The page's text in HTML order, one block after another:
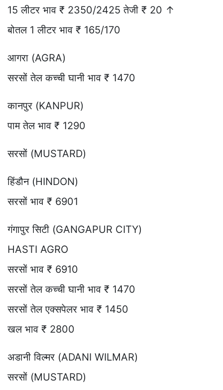
15 लीटर भाव ₹ 2350/2425 तेजी ₹ 20 ↑
बोतल 1 लीटर भाव ₹ 165/170
आगरा (AGRA)
सरसों तेल कच्ची घानी भाव ₹ 1470
कानपुर (KANPUR)
पाम तेल भाव ₹ 1290
सरसों (MUSTARD)
हिंडौन (HINDON)
सरसों भाव ₹ 6901
गंगापुर सिटी (GANGAPUR CITY)
HASTI AGRO
सरसों भाव ₹ 6910
सरसों तेल कच्ची घानी भाव ₹ 1470
सरसों तेल एक्सपेलर भाव ₹ 1450
खल भाव ₹ 2800
अडानी विल्मर (ADANI WILMAR)
सरसों (MUSTARD)